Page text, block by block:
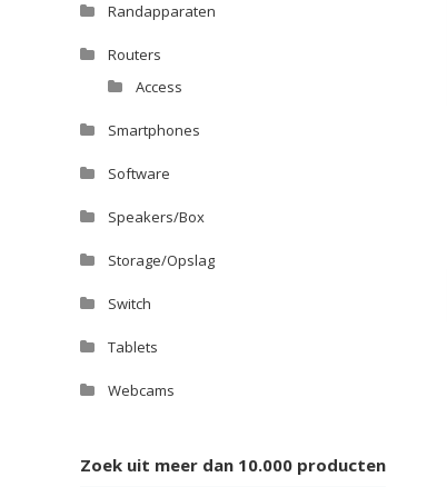
Randapparaten
Routers
Access
Smartphones
Software
Speakers/Box
Storage/Opslag
Switch
Tablets
Webcams
Zoek uit meer dan 10.000 producten